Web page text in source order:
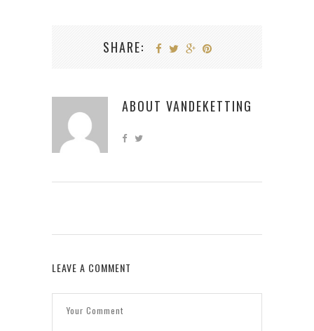
SHARE:
ABOUT VANDEKETTING
LEAVE A COMMENT